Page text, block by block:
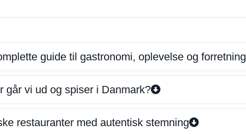
guide til gastronomi, oplevelse og forretning
går vi ud og spiser i Danmark?
restauranter med autentisk stemning